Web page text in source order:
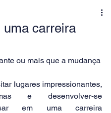
uma carreira
ou mais que a mudança
lugares impressionantes,
e desenvolver-se
em uma carreira